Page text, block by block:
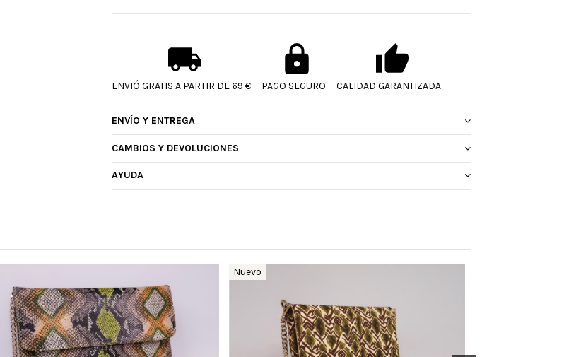
ENVIÓ GRATIS A PARTIR DE 69 € PAGO SEGURO CALIDAD GARANTIZADA
ENVÍO Y ENTREGA
CAMBIOS Y DEVOLUCIONES
AYUDA
Nuevo